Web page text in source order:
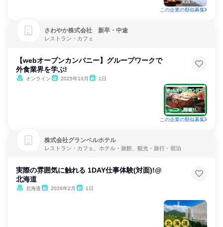
この企業の類似募集
さわやか株式会社 新卒・中途
レストラン・カフェ
【webオープンカンパニー】グループワークで
外食業界を学ぶ!
オンライン 2025年10月 1日
この企業の類似募集
株式会社グランベルホテル
レストラン・カフェ、ホテル・旅館、観光・旅行・宿泊
実際の雰囲気に触れる 1DAY仕事体験(対面)!@
北海道
北海道 2026年2月 1日